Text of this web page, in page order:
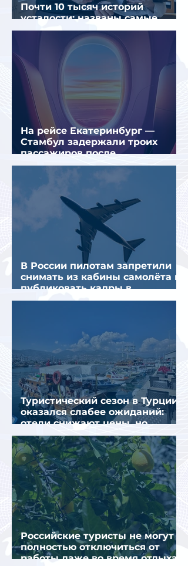
Почти 10 тысяч историй
усталости: названы самые
уставшие россияне
На рейсе Екатеринбург —
Стамбул задержали троих
пассажиров после
предполагаемой серии краж
В России пилотам запретили
снимать из кабины самолёта и
публиковать кадры в
интернете
Туристический сезон в Турции
оказался слабее ожиданий:
отели снижают цены, но
загрузка остается низкой
Российские туристы не могут
полностью отключиться от
работы даже во время отдыха